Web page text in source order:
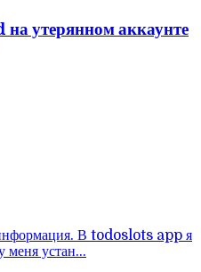
на утерянном аккаунте
В todoslots app я
меня устан...